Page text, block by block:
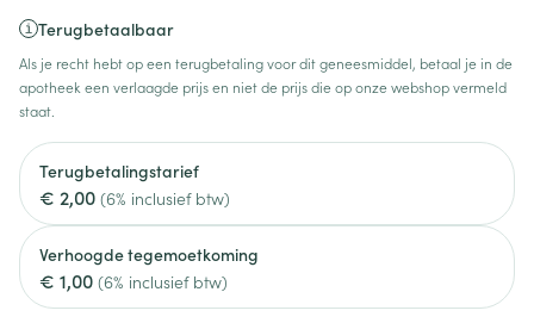
Terugbetaalbaar
Als je recht hebt op een terugbetaling voor dit geneesmiddel, betaal je in de
apotheek een verlaagde prijs en niet de prijs die op onze webshop vermeld
staat.
Terugbetalingstarief
€ 2,00 (6% inclusief btw)
Verhoogde tegemoetkoming
€ 1,00 (6% inclusief btw)